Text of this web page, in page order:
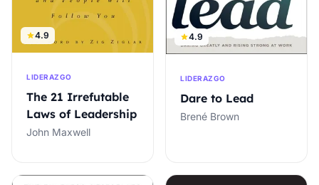
4.9
LIDERAZGO
The 21 Irrefutable
Laws of Leadership
John Maxwell
4.9
LIDERAZGO
Dare to Lead
Brené Brown